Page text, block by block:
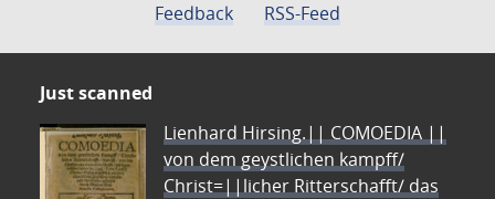
Feedback
RSS-Feed
Just scanned
Lienhard Hirsing.|| COMOEDIA ||
von dem geystlichen kampff/
Christ=||licher Ritterschafft/ das